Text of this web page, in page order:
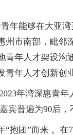
能够在大亚湾
州市南部，毗邻
青年人才架设沟
年人才创新创
年湾深惠青年
宾普遍为90后，
团”而来 。在7